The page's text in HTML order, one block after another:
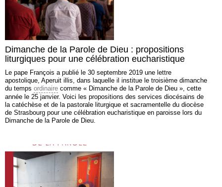
Dimanche de la Parole de Dieu : propositions
liturgiques pour une célébration eucharistique
Le pape François a publié le 30 septembre 2019 une lettre
apostolique, Aperuit illis, dans laquelle il institue le troisième dimanche
du temps ordinaire comme « Dimanche de la Parole de Dieu », cette
année le 25 janvier. Voici les propositions des services diocésains de
la catéchèse et de la pastorale liturgique et sacramentelle du diocèse
de Strasbourg pour une célébration eucharistique en paroisse lors du
Dimanche de la Parole de Dieu.